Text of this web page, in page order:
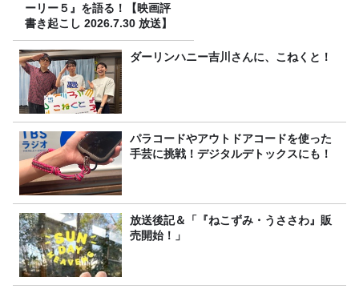
ーリー５』を語る！【映画評
書き起こし 2026.7.30 放送】
ダーリンハニー吉川さんに、こねくと！
パラコードやアウトドアコードを使った
手芸に挑戦！デジタルデトックスにも！
放送後記＆「『ねこずみ・うささわ』販
売開始！」